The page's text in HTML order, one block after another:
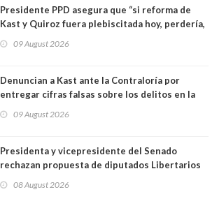
Presidente PPD asegura que “si reforma de
Kast y Quiroz fuera plebiscitada hoy, perdería,
a favor de la oposición, sería una victoria de la
09 August 2026
Denuncian a Kast ante la Contraloría por
entregar cifras falsas sobre los delitos en la
09 August 2026
Presidenta y vicepresidente del Senado
rechazan propuesta de diputados Libertarios
"Constituye un camino equivocado"
08 August 2026